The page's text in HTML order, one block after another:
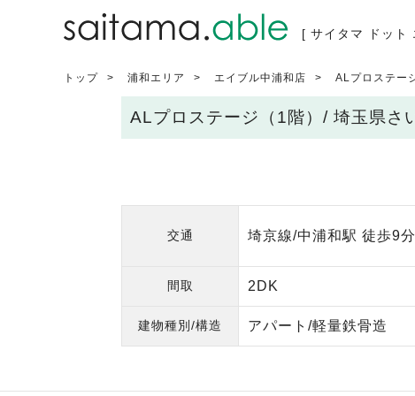
[ サイタマ ドット
トップ 浦和エリア エイブル中浦和店 ALプロステー
ALプロステージ（1階）/ 埼玉県さ
交通 埼京線/中浦和駅 徒歩9分
間取 2DK
建物種別/構造 アパート/軽量鉄骨造